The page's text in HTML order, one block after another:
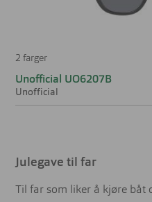
2 farger
Unofficial UO6207B
Unofficial
Julegave til far
Til far som liker å kjøre båt